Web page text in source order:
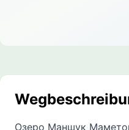
Озеро Маншук